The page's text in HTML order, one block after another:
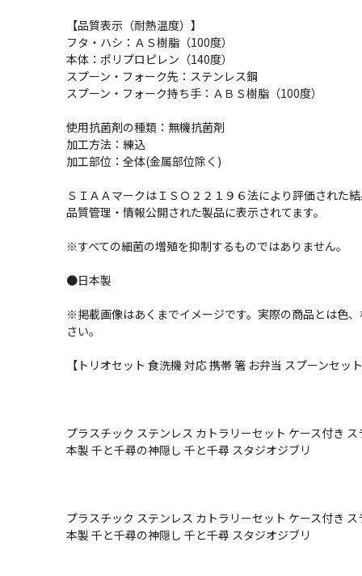
【品質表示（耐熱温度）】
フタ・ハシ：ＡＳ樹脂（100度）
本体：ポリプロピレン（140度）
スプーン・フォーク先：ステンレス鋼
スプーン・フォーク持ち手：ＡＢＳ樹脂（100度）
使用抗菌剤の種類：無機抗菌剤
加工方法：練込
加工部位：全体(金属部位除く)
ＳＩＡＡマークはＩＳＯ２２１９６法により評価された
品質管理・情報公開された製品に表示されてます。
※すべての細菌の増殖を抑制するものではありません。
●日本製
※掲載画像はあくまでイメージです。実際の商品とは色
さい。
【トリオセット 食洗機 対応 携帯 箸 お弁当 スプーンセ
プラスチック ステンレス カトラリーセット ケース付き
本製 千と千尋の神隠し 千と千尋 スタジオジブリ
プラスチック ステンレス カトラリーセット ケース付き
本製 千と千尋の神隠し 千と千尋 スタジオジブリ